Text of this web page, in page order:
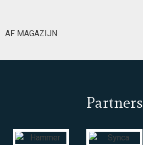
AF MAGAZIJN
Partners